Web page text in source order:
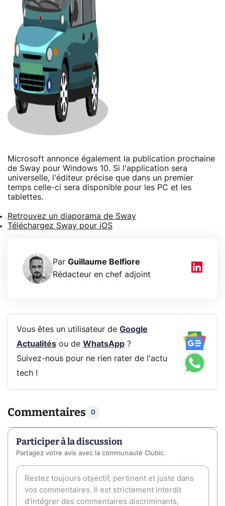
Microsoft annonce également la publication prochaine
de Sway pour Windows 10. Si l'application sera
universelle, l'éditeur précise que dans un premier
temps celle-ci sera disponible pour les PC et les
tablettes.
Retrouvez un diaporama de Sway
Téléchargez Sway pour iOS
Par Guillaume Belfiore
Rédacteur en chef adjoint
Vous êtes un utilisateur de Google
Actualitésou de WhatsApp?
Suivez-nous pour ne rien rater de l'actu
tech !
Commentaires 0
Participer à la discussion
Partagez votre avis avec la communauté Clubic.